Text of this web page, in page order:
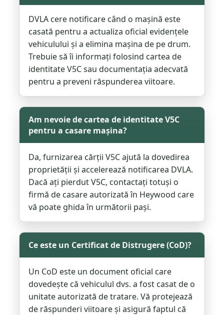
DVLA cere notificare când o mașină este
casată pentru a actualiza oficial evidențele
vehiculului și a elimina mașina de pe drum.
Trebuie să îi informați folosind cartea de
identitate V5C sau documentația adecvată
pentru a preveni răspunderea viitoare.
Am nevoie de cartea de identitate V5C
pentru a casare mașina?
Da, furnizarea cărții V5C ajută la dovedirea
proprietății și accelerează notificarea DVLA.
Dacă ați pierdut V5C, contactați totuși o
firmă de casare autorizată în Heywood care
vă poate ghida în următorii pași.
Ce este un Certificat de Distrugere (CoD)?
Un CoD este un document oficial care
dovedește că vehiculul dvs. a fost casat de o
unitate autorizată de tratare. Vă protejează
de răspunderi viitoare și asigură faptul că